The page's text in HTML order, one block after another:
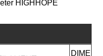
HIGHHOPE